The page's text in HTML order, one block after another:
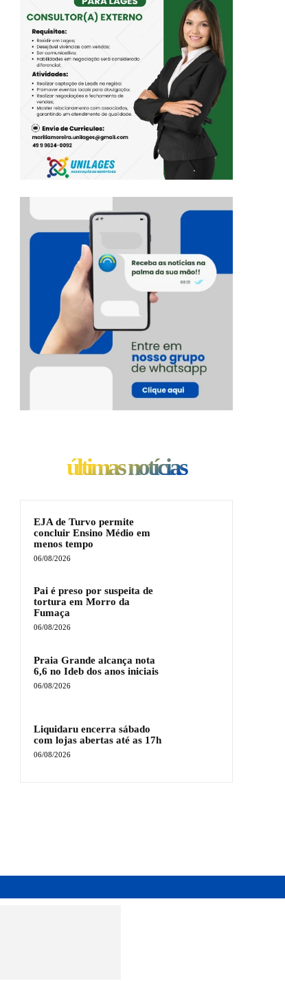
últimas notícias
EJA de Turvo permite
concluir Ensino Médio em
menos tempo
06/08/2026
Pai é preso por suspeita de
tortura em Morro da
Fumaça
06/08/2026
Praia Grande alcança nota
6,6 no Ideb dos anos iniciais
06/08/2026
Liquidaru encerra sábado
com lojas abertas até as 17h
06/08/2026